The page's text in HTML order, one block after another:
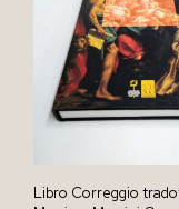
Libro Correggio